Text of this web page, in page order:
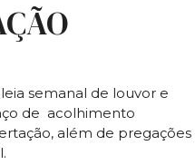
semanal de louvor e
de acolhimento
além de pregações